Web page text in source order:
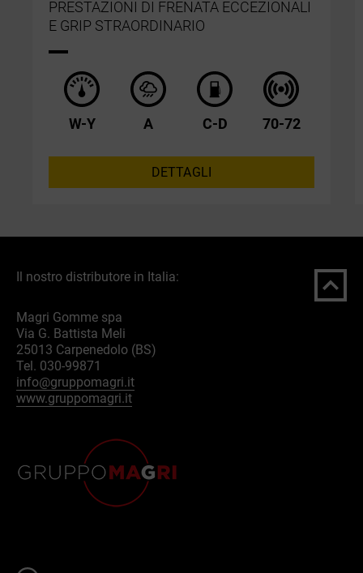
PRESTAZIONI DI FRENATA ECCEZIONALI
E GRIP STRAORDINARIO
W-Y A C-D 70-72
DETTAGLI
Il nostro distributore in Italia:
Magri Gomme spa
Via G. Battista Meli
25013 Carpenedolo (BS)
Tel. 030-99871
info@gruppomagri.it
www.gruppomagri.it